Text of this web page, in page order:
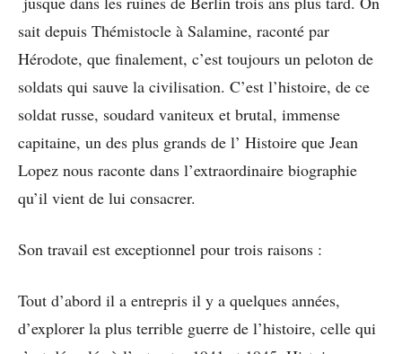
sait depuis Thémistocle à Salamine, raconté par
Hérodote, que finalement, c’est toujours un peloton de
soldats qui sauve la civilisation. C’est l’histoire, de ce
soldat russe, soudard vaniteux et brutal, immense
capitaine, un des plus grands de l’ Histoire que Jean
Lopez nous raconte dans l’extraordinaire biographie
qu’il vient de lui consacrer.
Son travail est exceptionnel pour trois raisons :
Tout d’abord il a entrepris il y a quelques années,
d’explorer la plus terrible guerre de l’histoire, celle qui